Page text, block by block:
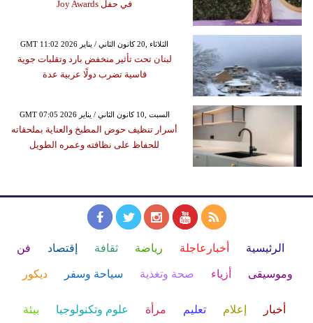
في حفل Joy Awards
GMT 11:02 2026 الثلاثاء ,20 كانون الثاني / يناير
لبنان تحت تأثير منخفض بارد وتقلبات جوية
قاسية تضرب دولًا عربية عدة
GMT 07:05 2026 السبت ,10 كانون الثاني / يناير
أسرار تنظيف حوض المطبخ والعناية بملحقاته
للحفاظ على نظافته وعمره الطويل
الرئيسية أخبارعاجلة رياضة ثقافة إقتصاد فن
وموسيقى أزياء صحة وتغذية سياحة وسفر ديكور
أخبار إعلام تعليم مرأة علوم وتكنولوجيا بيئة